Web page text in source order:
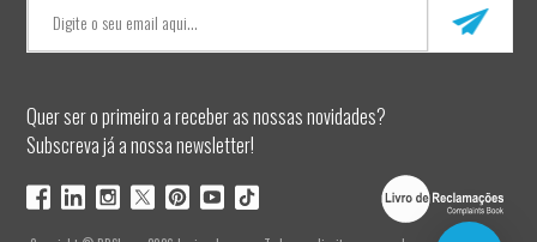
Quer ser o primeiro a receber as nossas novidades?
Subscreva já a nossa newsletter!